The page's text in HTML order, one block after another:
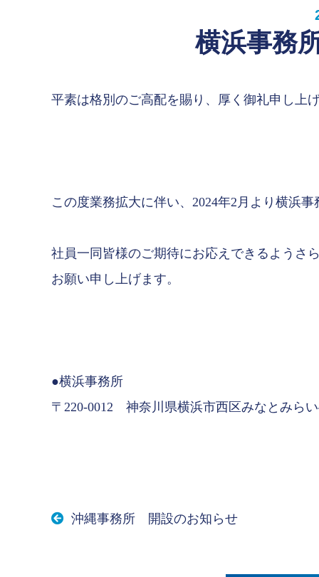
横浜事務
平素は格別のご高配を賜り、厚く御礼申し上げ
この度業務拡大に伴い、2024年2月より横浜
社員一同皆様のご期待にお応えできるようさ
お願い申し上げます。
●横浜事務所
〒220-0012 神奈川県横浜市西区みなとみら
沖縄事務所 開設のお知らせ